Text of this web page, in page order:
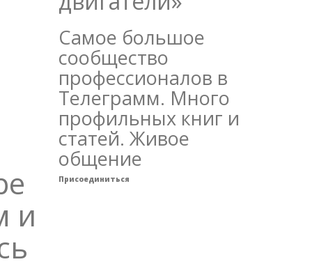
и
Самое большое
сообщество
профессионалов в
Телеграмм. Много
профильных книг и
статей. Живое
общение
Присоединиться